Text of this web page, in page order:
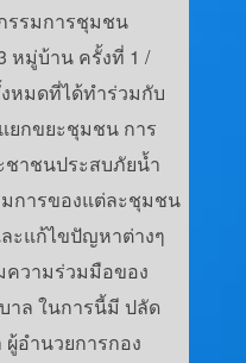
รรมการชุมชน
หมู่บ้าน ครั้งที่ 1 /
หมดที่ได้ทำร่วมกับ
ยกขยะชุมชน การ
ชาชนประสบภัยน้ำ
การของแต่ละชุมชน
ะแก้ไขปัญหาต่างๆ
ความร่วมมือของ
ล ในการนี้มี ปลัด
อำนวยการกอง